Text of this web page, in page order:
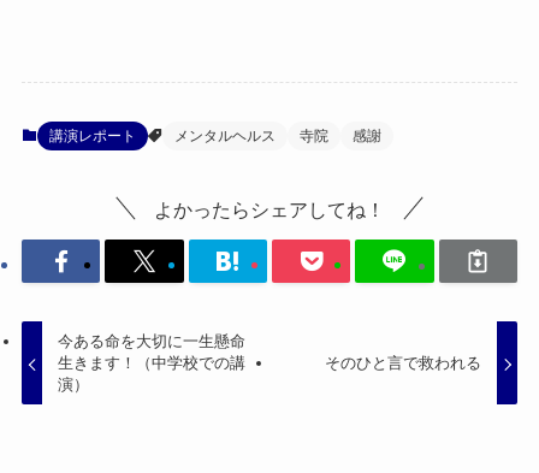
講演レポート メンタルヘルス 寺院 感謝
よかったらシェアしてね！
今ある命を大切に一生懸命
生きます！（中学校での講
演）
そのひと言で救われる